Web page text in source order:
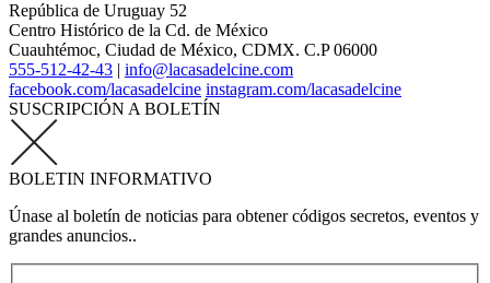
República de Uruguay 52
Centro Histórico de la Cd. de México
Cuauhtémoc, Ciudad de México, CDMX. C.P 06000
555-512-42-43 | info@lacasadelcine.com
facebook.com/lacasadelcine instagram.com/lacasadelcine
SUSCRIPCIÓN A BOLETÍN
BOLETIN INFORMATIVO
Únase al boletín de noticias para obtener códigos secretos, eventos y
grandes anuncios..